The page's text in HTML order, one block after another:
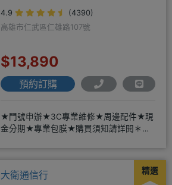
4.9
(4390)
高雄市仁武區仁雄路107號
$13,890
預約訂購
★門號申辦★3C專業維修★周邊配件★現
金分期★專業包膜★購買須知請詳閱＊來
精選
大衛通信行